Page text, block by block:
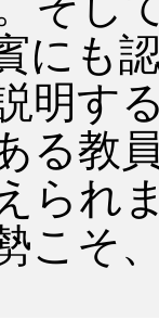
にも
明す
る教
られ
こそ